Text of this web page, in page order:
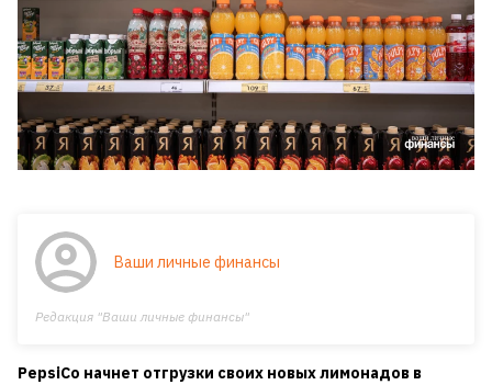
Ваши личные финансы
Редакция "Ваши личные финансы"
PepsiCo начнет отгрузки своих новых лимонадов в